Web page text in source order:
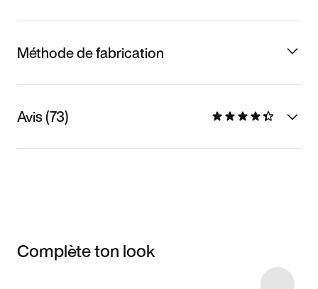
Méthode de fabrication
Avis (73)
Complète ton look